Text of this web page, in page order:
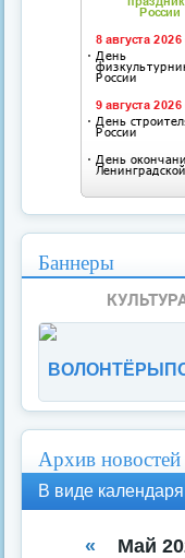
Баннеры
Архив новостей
В виде календаря
« Май